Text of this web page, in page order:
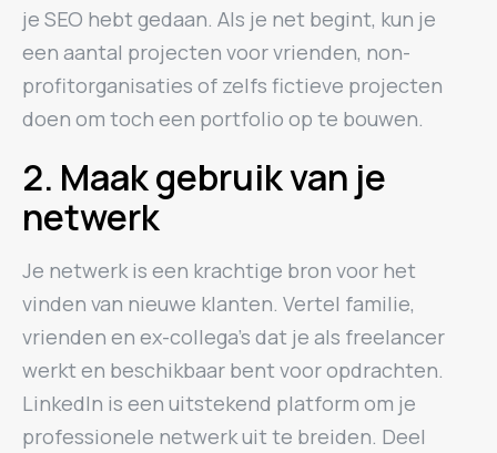
je SEO hebt gedaan. Als je net begint, kun je
een aantal projecten voor vrienden, non-
profitorganisaties of zelfs fictieve projecten
doen om toch een portfolio op te bouwen.
2. Maak gebruik van je
netwerk
Je netwerk is een krachtige bron voor het
vinden van nieuwe klanten. Vertel familie,
vrienden en ex-collega’s dat je als freelancer
werkt en beschikbaar bent voor opdrachten.
LinkedIn is een uitstekend platform om je
professionele netwerk uit te breiden. Deel